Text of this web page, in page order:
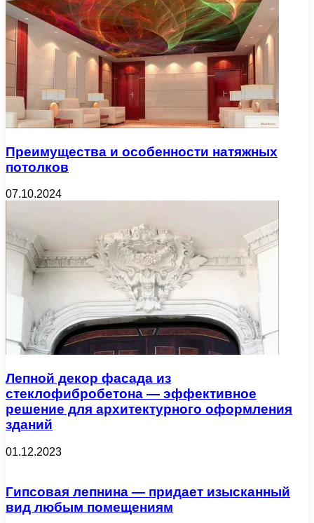
Преимущества и особенности натяжных
потолков
07.10.2024
Лепной декор фасада из
стеклофибробетона — эффективное
решение для архитектурного оформления
зданий
01.12.2023
Гипсовая лепнина — придает изысканный
вид любым помещениям